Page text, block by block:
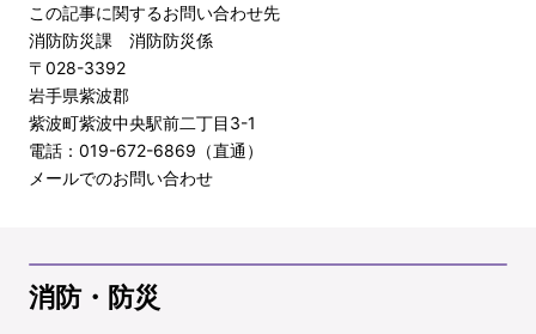
この記事に関するお問い合わせ先
消防防災課 消防防災係
〒028-3392
岩手県紫波郡
紫波町紫波中央駅前二丁目3-1
電話：019-672-6869（直通）
メールでのお問い合わせ
消防・防災